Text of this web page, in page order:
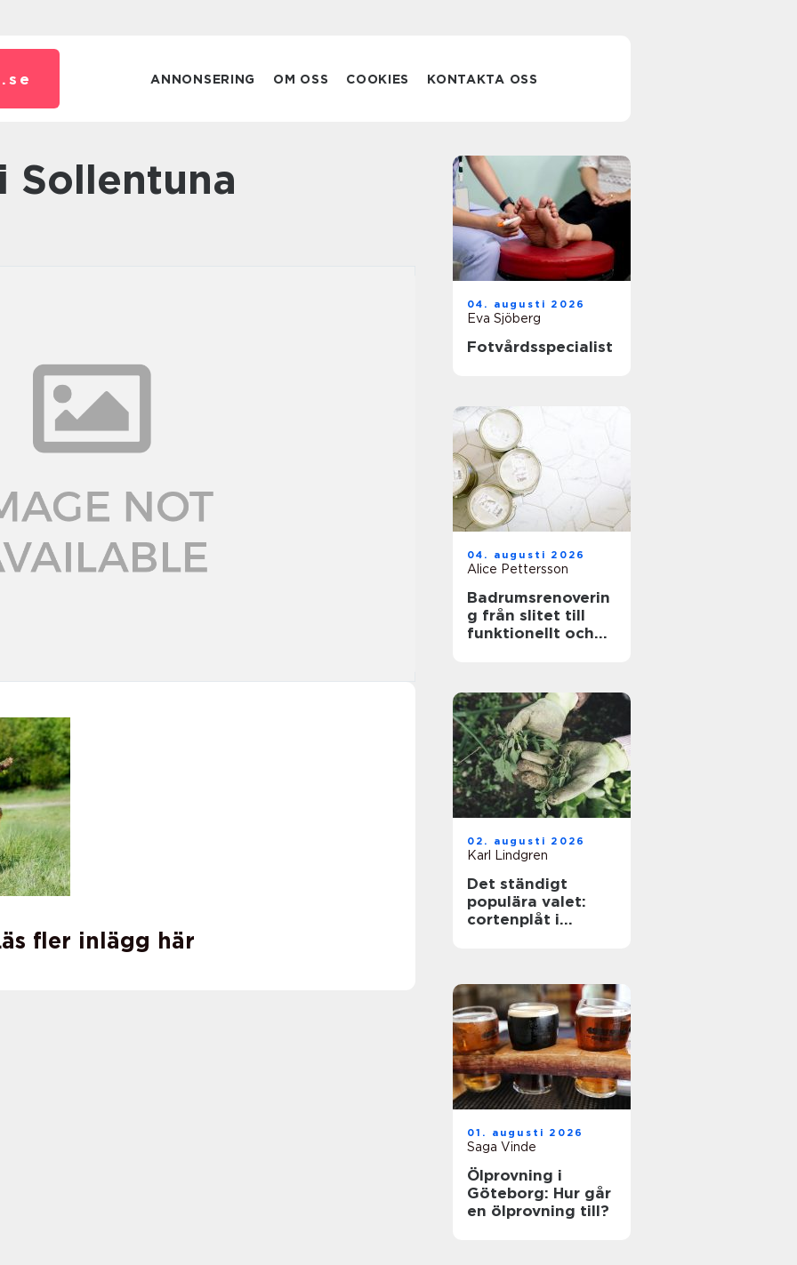
se ANNONSERING OM OSS COOKIES KONTAKTA OSS
Sollentuna
fler inlägg här
04. augusti 2026
Eva Sjöberg
Fotvårdsspecialist
04. augusti 2026
Alice Pettersson
Badrumsrenoverin
g från slitet till
funktionellt och
02. augusti 2026
Karl Lindgren
Det ständigt
populära valet:
cortenplåt i
01. augusti 2026
Saga Vinde
Ölprovning i
Göteborg: Hur går
en ölprovning till?